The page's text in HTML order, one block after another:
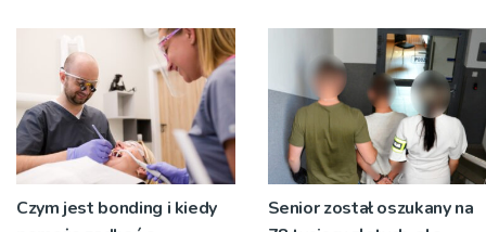
niecodziennych
okolicznościach
Czym jest bonding i kiedy
Senior został oszukany na